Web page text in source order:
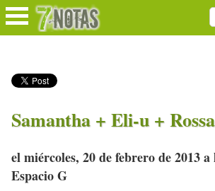
Samantha + Eli-u +
el miércoles, 20 de febrero de 2013 a
Espacio G